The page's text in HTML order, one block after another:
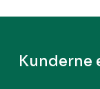
Kunderne